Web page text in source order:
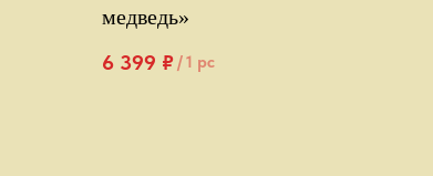
медведь»
6 399 ₽/1 pc